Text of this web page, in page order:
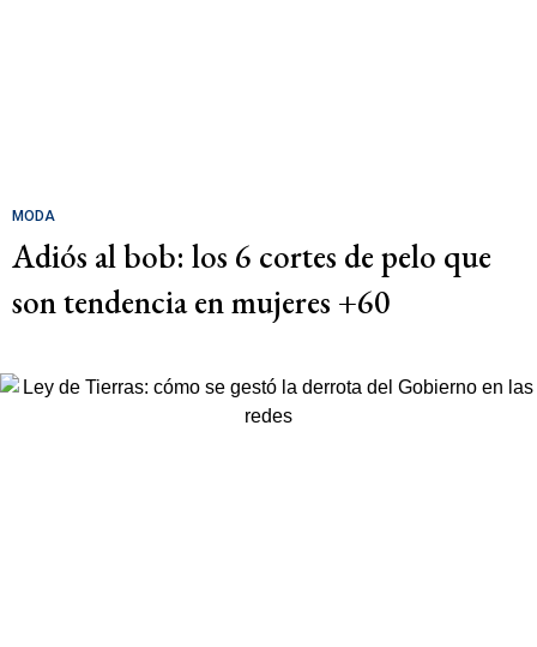
MODA
Adiós al bob: los 6 cortes de pelo que
son tendencia en mujeres +60